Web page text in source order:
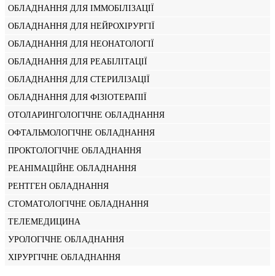
ОБЛАДНАННЯ ДЛЯ ІММОБІЛІЗАЦІЇ
ОБЛАДНАННЯ ДЛЯ НЕЙРОХІРУРГІЇ
ОБЛАДНАННЯ ДЛЯ НЕОНАТОЛОГІЇ
ОБЛАДНАННЯ ДЛЯ РЕАБІЛІТАЦІЇ
ОБЛАДНАННЯ ДЛЯ СТЕРИЛІЗАЦІЇ
ОБЛАДНАННЯ ДЛЯ ФІЗІОТЕРАПІЇ
ОТОЛАРИНГОЛОГІЧНЕ ОБЛАДНАННЯ
ОФТАЛЬМОЛОГІЧНЕ ОБЛАДНАННЯ
ПРОКТОЛОГІЧНЕ ОБЛАДНАННЯ
РЕАНІМАЦІЙНЕ ОБЛАДНАННЯ
РЕНТГЕН ОБЛАДНАННЯ
СТОМАТОЛОГІЧНЕ ОБЛАДНАННЯ
ТЕЛЕМЕДИЦИНА
УРОЛОГІЧНЕ ОБЛАДНАННЯ
ХІРУРГІЧНЕ ОБЛАДНАННЯ